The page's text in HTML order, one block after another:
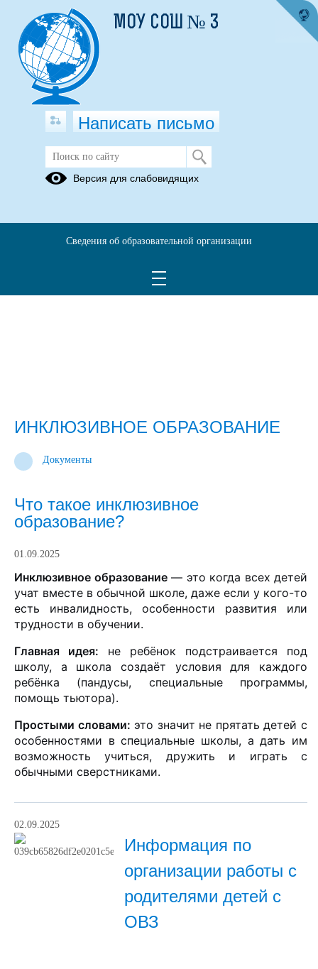
ИНКЛЮЗИВНОЕ ОБРАЗОВАНИЕ
Документы
Что такое инклюзивное
образование?
01.09.2025
Инклюзивное образование— это когда всех детей
учат вместе в обычной школе, даже если у кого-то
есть инвалидность, особенности развития или
трудности в обучении.
Главная идея: не ребёнок подстраивается под
школу, а школа создаёт условия для каждого
ребёнка (пандусы, специальные программы,
помощь тьютора).
Простыми словами: это значит не прятать детей с
особенностями в специальные школы, а дать им
возможность учиться, дружить и играть с
обычными сверстниками.
02.09.2025
Информация по
организации работы с
родителями детей с
ОВЗ
МОУ СОШ № 3
Написать письмо
Версия для слабовидящих
Сведения об образовательной организации